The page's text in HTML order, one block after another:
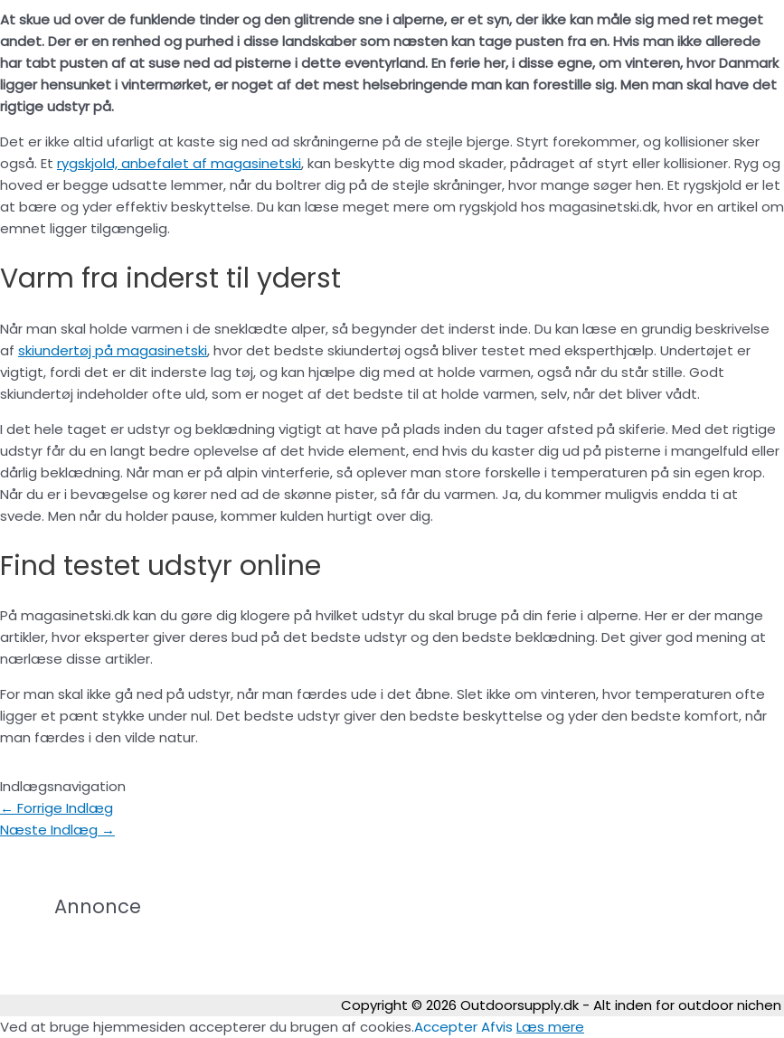
At skue ud over de funklende tinder og den glitrende sne i alperne, er et syn, der ikke kan måle sig med ret meget
andet. Der er en renhed og purhed i disse landskaber som næsten kan tage pusten fra en. Hvis man ikke allerede
har tabt pusten af at suse ned ad pisterne i dette eventyrland. En ferie her, i disse egne, om vinteren, hvor Danmark
ligger hensunket i vintermørket, er noget af det mest helsebringende man kan forestille sig. Men man skal have det
rigtige udstyr på.
Det er ikke altid ufarligt at kaste sig ned ad skråningerne på de stejle bjerge. Styrt forekommer, og kollisioner sker
også. Et rygskjold, anbefalet af magasinetski, kan beskytte dig mod skader, pådraget af styrt eller kollisioner. Ryg og
hoved er begge udsatte lemmer, når du boltrer dig på de stejle skråninger, hvor mange søger hen. Et rygskjold er let
at bære og yder effektiv beskyttelse. Du kan læse meget mere om rygskjold hos magasinetski.dk, hvor en artikel om
emnet ligger tilgængelig.
Varm fra inderst til yderst
Når man skal holde varmen i de sneklædte alper, så begynder det inderst inde. Du kan læse en grundig beskrivelse
af skiundertøj på magasinetski, hvor det bedste skiundertøj også bliver testet med eksperthjælp. Undertøjet er
vigtigt, fordi det er dit inderste lag tøj, og kan hjælpe dig med at holde varmen, også når du står stille. Godt
skiundertøj indeholder ofte uld, som er noget af det bedste til at holde varmen, selv, når det bliver vådt.
I det hele taget er udstyr og beklædning vigtigt at have på plads inden du tager afsted på skiferie. Med det rigtige
udstyr får du en langt bedre oplevelse af det hvide element, end hvis du kaster dig ud på pisterne i mangelfuld eller
dårlig beklædning. Når man er på alpin vinterferie, så oplever man store forskelle i temperaturen på sin egen krop.
Når du er i bevægelse og kører ned ad de skønne pister, så får du varmen. Ja, du kommer muligvis endda ti at
svede. Men når du holder pause, kommer kulden hurtigt over dig.
Find testet udstyr online
På magasinetski.dk kan du gøre dig klogere på hvilket udstyr du skal bruge på din ferie i alperne. Her er der mange
artikler, hvor eksperter giver deres bud på det bedste udstyr og den bedste beklædning. Det giver god mening at
nærlæse disse artikler.
For man skal ikke gå ned på udstyr, når man færdes ude i det åbne. Slet ikke om vinteren, hvor temperaturen ofte
ligger et pænt stykke under nul. Det bedste udstyr giver den bedste beskyttelse og yder den bedste komfort, når
man færdes i den vilde natur.
Indlægsnavigation
← Forrige Indlæg
Næste Indlæg →
Annonce
Copyright © 2026 Outdoorsupply.dk - Alt inden for outdoor nichen
Ved at bruge hjemmesiden accepterer du brugen af cookies.AccepterAfvis Læs mere